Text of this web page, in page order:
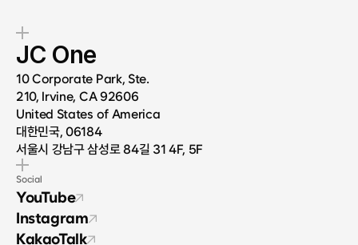
JC One
10 Corporate Park, Ste.
210, Irvine, CA 92606
United States of America
대한민국, 06184
서울시 강남구 삼성로 84길 31 4F, 5F
Social
YouTube
Instagram
KakaoTalk